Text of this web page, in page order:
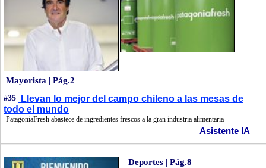
Mayorista | Pág.2
#35
Llevan lo mejor del campo chileno a las mesas de
todo el mundo
PatagoniaFresh abastece de ingredientes frescos a la gran industria alimentaria
Asistente IA
Deportes | Pág.8